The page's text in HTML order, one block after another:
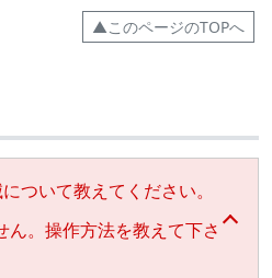
▲このページのTOPへ
ついて教えてください。
ん。操作方法を教えて下さ